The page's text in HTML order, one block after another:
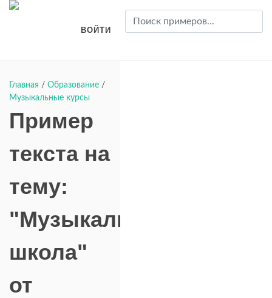
ВОЙТИ
Главная / Образование /
Музыкальные курсы
Пример
текста на
тему:
"Музыкальная
школа"
от